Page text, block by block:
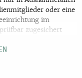
oder eine
im
zugesichert
und für ihn